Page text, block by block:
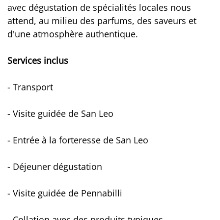
avec dégustation de spécialités locales nous
attend, au milieu des parfums, des saveurs et
d'une atmosphère authentique.
Services inclus
- Transport
- Visite guidée de San Leo
- Entrée à la forteresse de San Leo
- Déjeuner dégustation
- Visite guidée de Pennabilli